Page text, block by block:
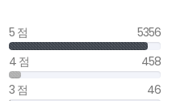
5 점
5356
4 점
458
3 점
46